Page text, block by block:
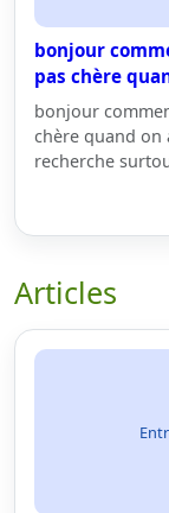
bonjour
pas chère
bonjour
chère quand on
recherche
Articles